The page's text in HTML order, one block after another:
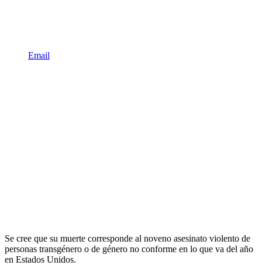
Email
Se cree que su muerte corresponde al noveno asesinato violento de
personas transgénero o de género no conforme en lo que va del año
en Estados Unidos.